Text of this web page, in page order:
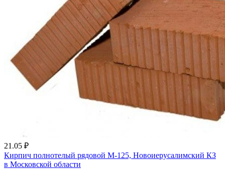
21.05 ₽
Кирпич полнотелый рядовой М-125, Новоиерусалимский КЗ
в Московской области